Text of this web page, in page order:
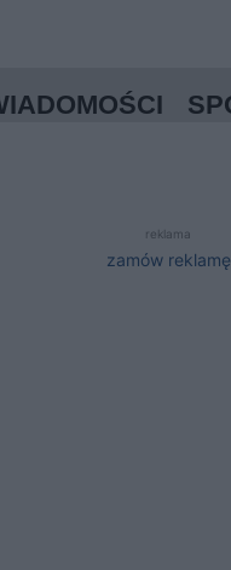
reklama
zamów reklamę